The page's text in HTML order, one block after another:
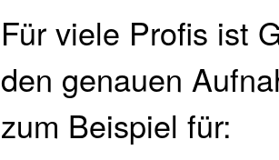
Für viele Profis ist
den genauen
zum Beispiel für: